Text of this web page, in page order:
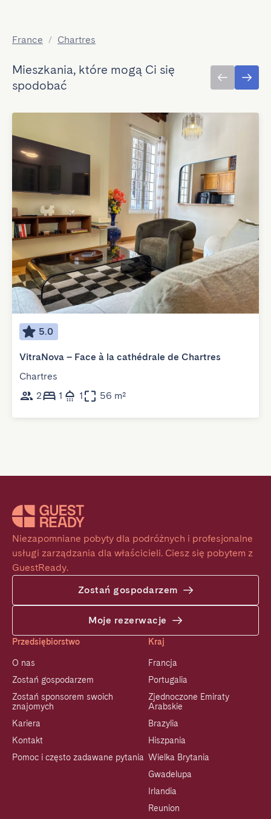
France / Chartres
Mieszkania, które mogą Ci się
spodobać
5.0
VitraNova – Face à la cathédrale de Chartres
Chartres
2
1 1 56 m²
Niezapomniane pobyty dla podróżnych i profesjonalne
usługi zarządzania dla właścicieli. Ciesz się pobytem z
GuestReady.
Zostań gospodarzem
Moje rezerwacje
Przedsiębiorstwo
O nas
Zostań gospodarzem
Zostań sponsorem swoich
znajomych
Kariera
Kontakt
Pomoc i często zadawane pytania
Kraj
Francja
Portugalia
Zjednoczone Emiraty
Arabskie
Brazylia
Hiszpania
Wielka Brytania
Gwadelupa
Irlandia
Reunion